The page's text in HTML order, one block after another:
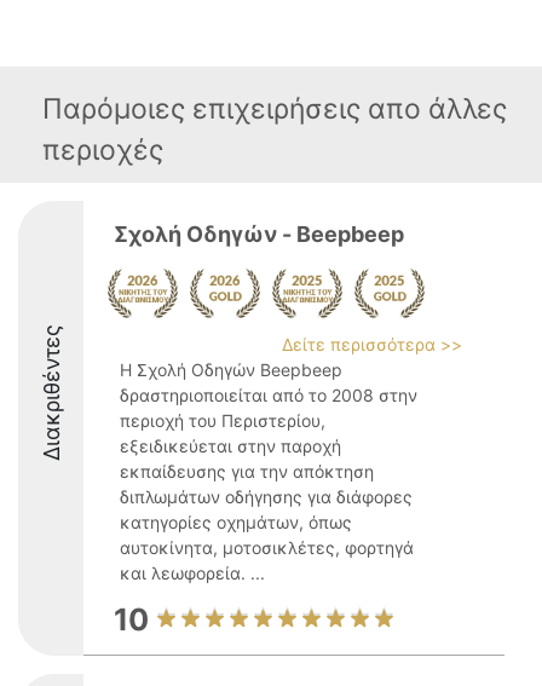
Παρόμοιες επιχειρήσεις απο άλλες
περιοχές
Διακριθέντες
Σχολή Οδηγών - Beepbeep
Δείτε περισσότερα >>
Η Σχολή Οδηγών Beepbeep
δραστηριοποιείται από το 2008 στην
περιοχή του Περιστερίου,
εξειδικεύεται στην παροχή
εκπαίδευσης για την απόκτηση
διπλωμάτων οδήγησης για διάφορες
κατηγορίες οχημάτων, όπως
αυτοκίνητα, μοτοσικλέτες, φορτηγά
και λεωφορεία. ...
10